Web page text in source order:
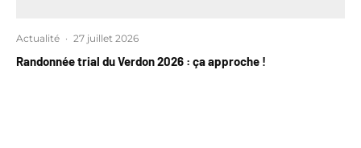
Actualité · 27 juillet 2026
Randonnée trial du Verdon 2026 : ça approche !